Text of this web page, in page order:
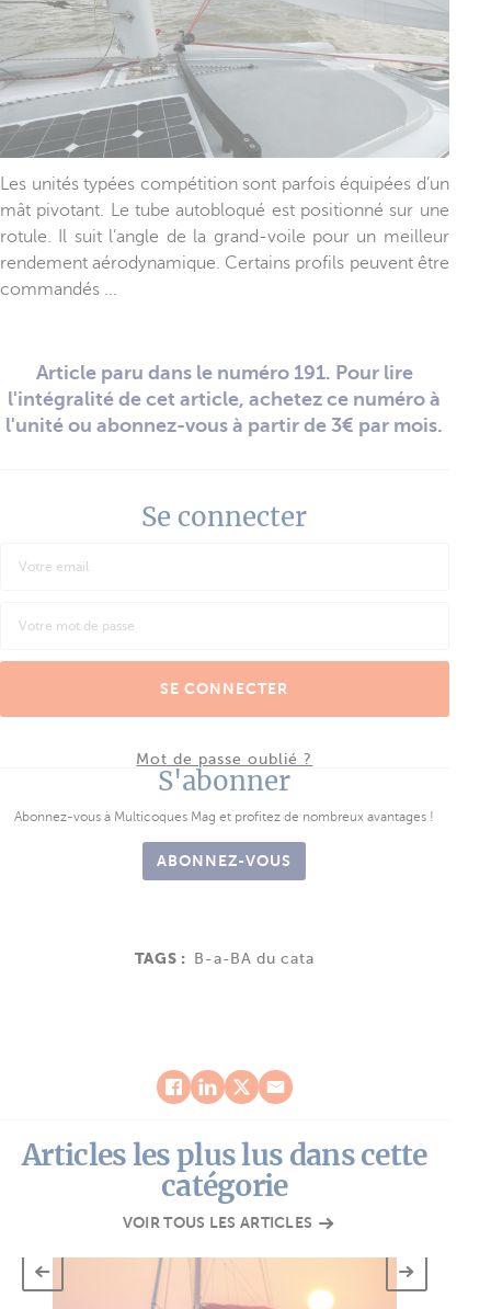
Les unités typées compétition sont parfois équipées d’un
mât pivotant. Le tube autobloqué est positionné sur une
rotule. Il suit l’angle de la grand-voile pour un meilleur
rendement aérodynamique. Certains profils peuvent être
commandés ...
Article paru dans le numéro 191. Pour lire
l'intégralité de cet article, achetez ce numéro à
l'unité ou abonnez-vous à partir de 3€ par mois.
Se connecter
SE CONNECTER
Mot de passe oublié ?
S'abonner
Abonnez-vous à Multicoques Mag et profitez de nombreux avantages !
ABONNEZ-VOUS
TAGS : B-a-BA du cata
Articles les plus lus dans cette
catégorie
VOIR TOUS LES ARTICLES